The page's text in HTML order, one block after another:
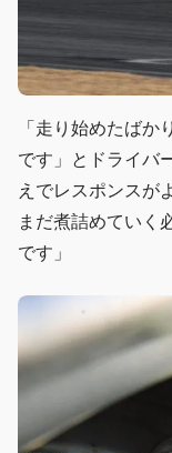
「走り始めたば
です」とドライバ
えでレスポンスが
まだ煮詰めていく
です」